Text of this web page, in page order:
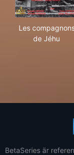
Les
de Jéhu
BetaSeries är